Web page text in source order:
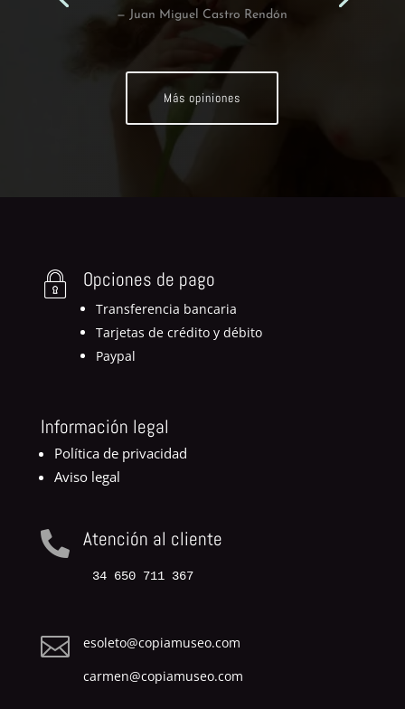
— Juan Miguel Castro Rendón
Más opiniones
Opciones de pago
Transferencia bancaria
Tarjetas de crédito y débito
Paypal
Información legal
Política de privacidad
Aviso legal
 Atención al cliente
34 650 711 367

esoleto@copiamuseo.com
carmen@copiamuseo.com